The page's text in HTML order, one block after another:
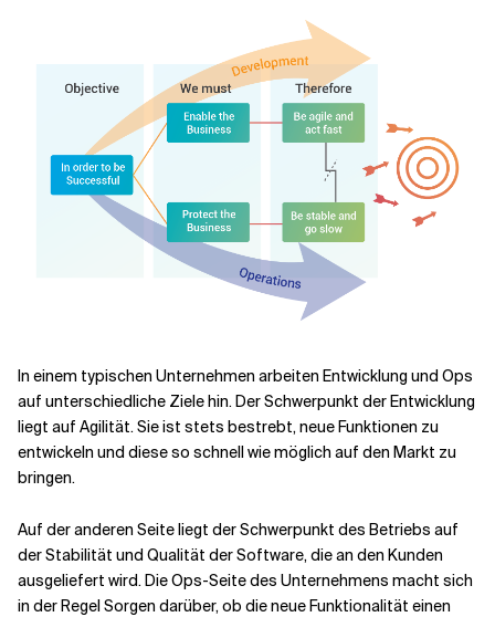
In einem typischen Unternehmen arbeiten Entwicklung und Ops
auf unterschiedliche Ziele hin. Der Schwerpunkt der Entwicklung
liegt auf Agilität. Sie ist stets bestrebt, neue Funktionen zu
entwickeln und diese so schnell wie möglich auf den Markt zu
bringen.
Auf der anderen Seite liegt der Schwerpunkt des Betriebs auf
der Stabilität und Qualität der Software, die an den Kunden
ausgeliefert wird. Die Ops-Seite des Unternehmens macht sich
in der Regel Sorgen darüber, ob die neue Funktionalität einen